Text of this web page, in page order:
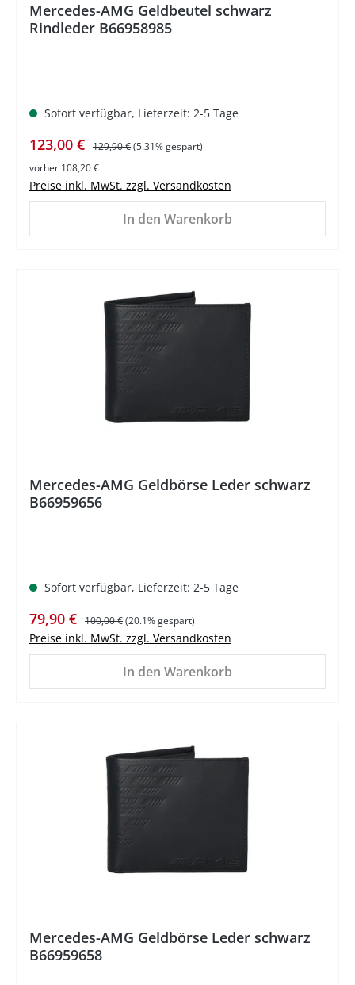
Mercedes-AMG Geldbeutel schwarz
Rindleder B66958985
Sofort verfügbar, Lieferzeit: 2-5 Tage
Verkaufspreis:
123,00 € Regulärer Preis:
129,90 €(5.31% gespart)
vorher 108,20 €
Preise inkl. MwSt. zzgl. Versandkosten
In den Warenkorb
Mercedes-AMG Geldbörse Leder schwarz
B66959656
Sofort verfügbar, Lieferzeit: 2-5 Tage
Verkaufspreis:
79,90 € Regulärer Preis:
100,00 €(20.1% gespart)
Preise inkl. MwSt. zzgl. Versandkosten
In den Warenkorb
Mercedes-AMG Geldbörse Leder schwarz
B66959658